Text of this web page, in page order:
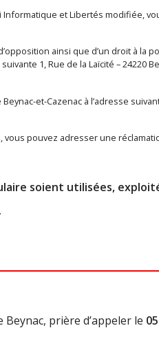
et Libertés modifiée,
ainsi que d’un droit à la
1, Rue de la Laïcité – 24220
et-Cazenac à l’adresse
pouvez adresser une
soient utilisées,
prière d’appeler le